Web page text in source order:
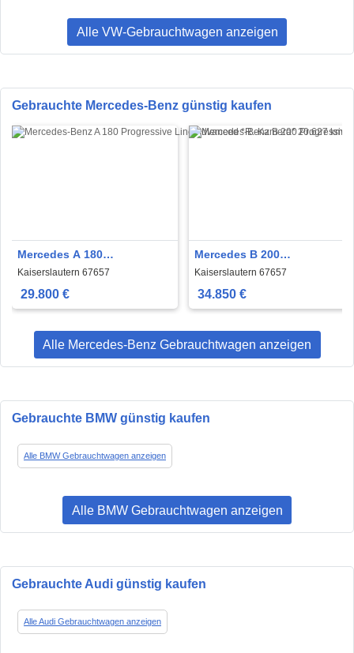
Alle VW-Gebrauchtwagen anzeigen
Gebrauchte Mercedes-Benz günstig kaufen
Mercedes A 180
Progressive Line Advanced
*R.-Kamera*
Kaiserslautern 67657
29.800 €
Mercedes B 200
Progressive*AHK*
Kaiserslautern 67657
34.850 €
Alle Mercedes-Benz Gebrauchtwagen anzeigen
Gebrauchte BMW günstig kaufen
Alle BMW Gebrauchtwagen anzeigen
Alle BMW Gebrauchtwagen anzeigen
Gebrauchte Audi günstig kaufen
Alle Audi Gebrauchtwagen anzeigen